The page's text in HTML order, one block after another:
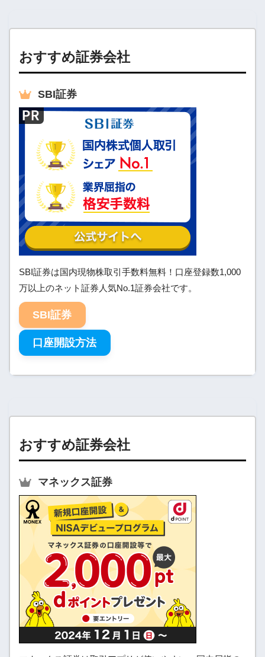
おすすめ証券会社
SBI証券
SBI証券は国内現物株取引手数料無料！口座登録数1,000
万以上のネット証券人気No.1証券会社です。
SBI証券
口座開設方法
おすすめ証券会社
マネックス証券